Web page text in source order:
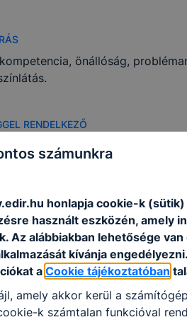
önállóság,
RENDELKEZŐ
gépi berendezéseket üzemeltet,
koordinálja ez egyes
a nyomdában használatos
gépmester feladata a papír,
nyomtatása;
előkészítő a korszerű
tipográﬁai szabályainak
kép állományokat a
számunkra
honlapja cookie-k (sütik)
használt eszközén, amely
Az alábbiakban lehetősége
kívánja
a Cookie tájékoztatóban
amely akkor kerül a
k számtalan funkcióval